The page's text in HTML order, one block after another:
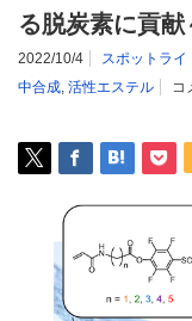
る脱炭素に貢献
2022/10/4 スポットライ
中合成, 活性エステル コ